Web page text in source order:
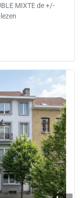
MIXTE de +/-